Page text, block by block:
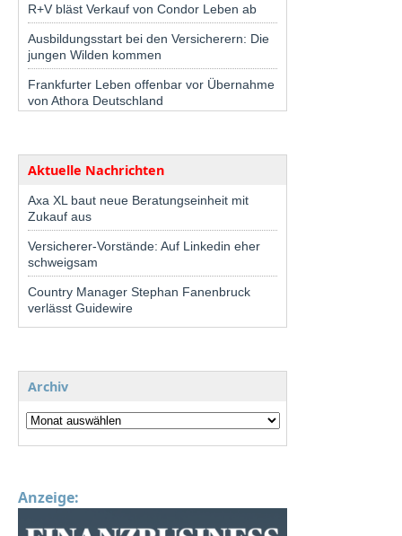
R+V bläst Verkauf von Condor Leben ab
Ausbildungsstart bei den Versicherern: Die
jungen Wilden kommen
Frankfurter Leben offenbar vor Übernahme
von Athora Deutschland
Aktuelle Nachrichten
Axa XL baut neue Beratungseinheit mit
Zukauf aus
Versicherer-Vorstände: Auf Linkedin eher
schweigsam
Country Manager Stephan Fanenbruck
verlässt Guidewire
Archiv
Anzeige: